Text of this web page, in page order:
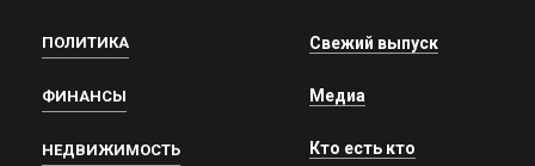
ПОЛИТИКА
ФИНАНСЫ
НЕДВИЖИМОСТЬ
Свежий выпуск
Медиа
Кто есть кто